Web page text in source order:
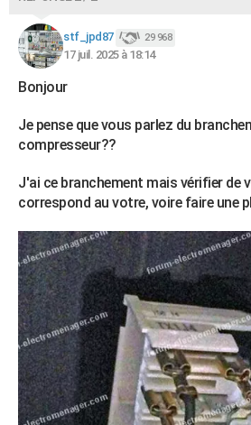
stf_jpd87 29 968
17 juil. 2025 à 18:14
Bonjour
Je pense que vous parlez du
compresseur??
J'ai ce branchement mais vérifier de
correspond au votre, voire faire une